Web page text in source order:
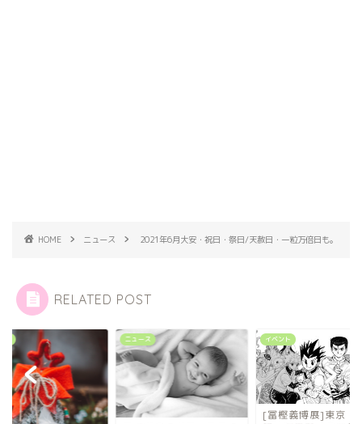
HOME ニュース 2021年6月大安・祝日・祭日/天赦日・一粒万倍日も。
RELATED POST
イベント
[冨樫義博展]東京・大
ニュース